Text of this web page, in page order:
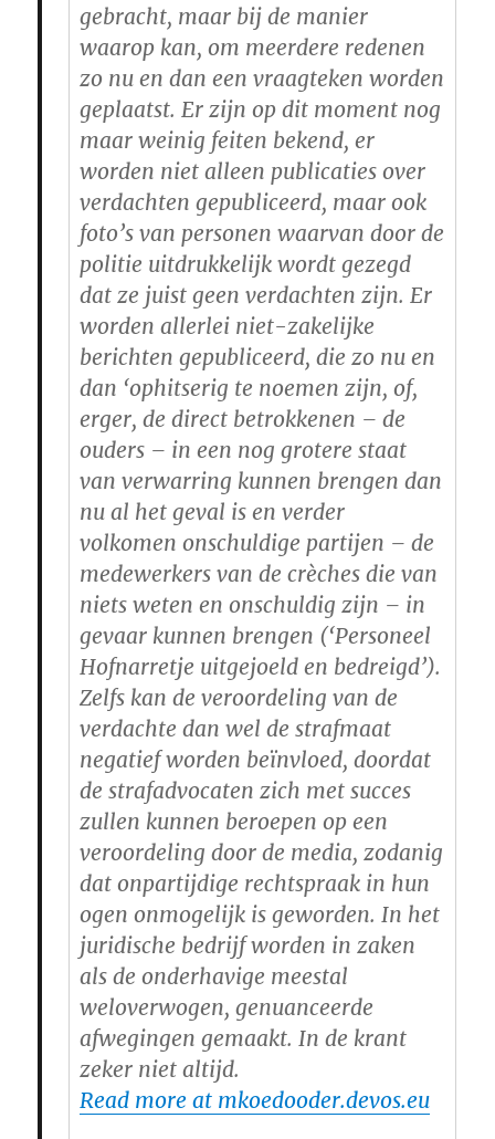
gebracht, maar bij de manier
waarop kan, om meerdere redenen
zo nu en dan een vraagteken worden
geplaatst. Er zijn op dit moment nog
maar weinig feiten bekend, er
worden niet alleen publicaties over
verdachten gepubliceerd, maar ook
foto’s van personen waarvan door de
politie uitdrukkelijk wordt gezegd
dat ze juist geen verdachten zijn. Er
worden allerlei niet-zakelijke
berichten gepubliceerd, die zo nu en
dan ‘ophitserig te noemen zijn, of,
erger, de direct betrokkenen – de
ouders – in een nog grotere staat
van verwarring kunnen brengen dan
nu al het geval is en verder
volkomen onschuldige partijen – de
medewerkers van de crèches die van
niets weten en onschuldig zijn – in
gevaar kunnen brengen (‘Personeel
Hofnarretje uitgejoeld en bedreigd’).
Zelfs kan de veroordeling van de
verdachte dan wel de strafmaat
negatief worden beïnvloed, doordat
de strafadvocaten zich met succes
zullen kunnen beroepen op een
veroordeling door de media, zodanig
dat onpartijdige rechtspraak in hun
ogen onmogelijk is geworden. In het
juridische bedrijf worden in zaken
als de onderhavige meestal
weloverwogen, genuanceerde
afwegingen gemaakt. In de krant
zeker niet altijd.
Read more at mkoedooder.devos.eu